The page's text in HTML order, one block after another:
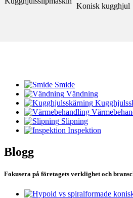
Konisk kugghjul
Smide
Vändning
Slipning
Inspektion
Blogg
Fokusera på företagets verklighet och